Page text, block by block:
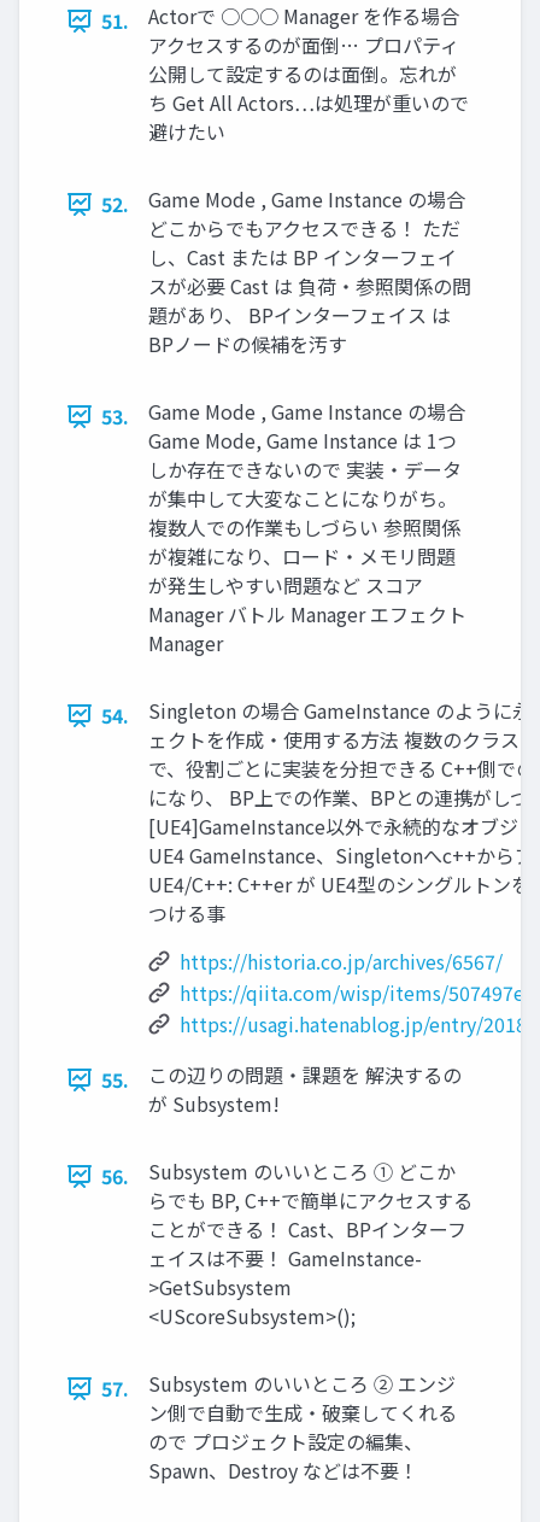
51.
Actorで ○○○ Manager を作る場合
アクセスするのが面倒… プロパティ
公開して設定するのは面倒。忘れが
ち Get All Actors…は処理が重いので
避けたい
52.
Game Mode , Game Instance の場合
どこからでもアクセスできる！ ただ
し、Cast または BP インターフェイ
スが必要 Cast は 負荷・参照関係の問
題があり、 BPインターフェイス は
BPノードの候補を汚す
53.
Game Mode , Game Instance の場合
Game Mode, Game Instance は 1つ
しか存在できないので 実装・データ
が集中して大変なことになりがち。
複数人での作業もしづらい 参照関係
が複雑になり、ロード・メモリ問題
が発生しやすい問題など スコア
Manager バトル Manager エフェクト
Manager
54.
Singleton の場合 GameInstance のように永
ェクトを作成・使用する方法 複数のクラス
で、役割ごとに実装を分担できる C++側で
になり、 BP上での作業、BPとの連携がしづ
[UE4]GameInstance以外で永続的なオブジ
UE4 GameInstance、Singletonへc++からア
UE4/C++: C++er が UE4型のシングルトンを
つける事
https://historia.co.jp/archives/6567/
https://qiita.com/wisp/items/
https://usagi.hatenablog.jp/entry/2018/
55.
この辺りの問題・課題を 解決するの
が Subsystem!
56.
Subsystem のいいところ ① どこか
らでも BP, C++で簡単にアクセスする
ことができる！ Cast、BPインターフ
ェイスは不要！ GameInstance-
>GetSubsystem
<UScoreSubsystem>();
57.
Subsystem のいいところ ② エンジ
ン側で自動で生成・破棄してくれる
ので プロジェクト設定の編集、
Spawn、Destroy などは不要！